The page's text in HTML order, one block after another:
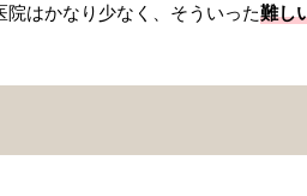
はかなり少なく、そういった難し